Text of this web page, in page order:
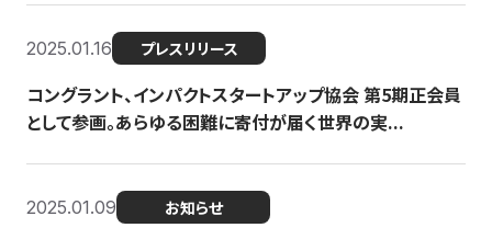
2025.01.16 プレスリリース
コングラント、インパクトスタートアップ協会 第5期正会員
として参画。あらゆる困難に寄付が届く世界の実...
2025.01.09 お知らせ